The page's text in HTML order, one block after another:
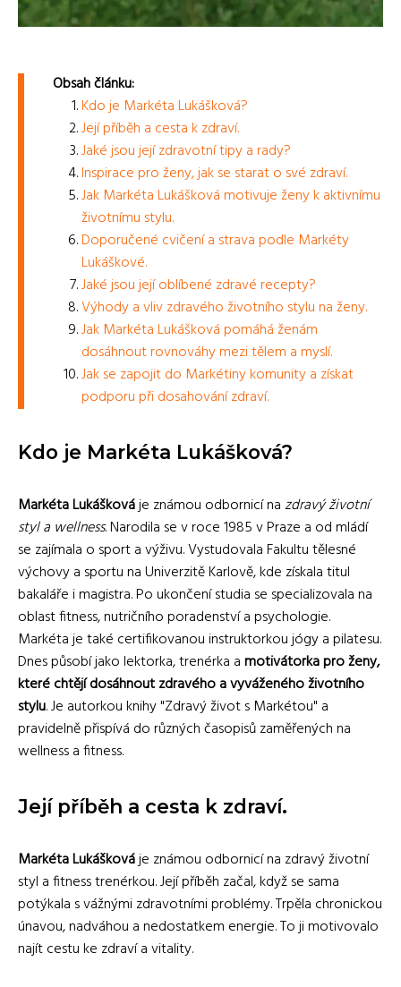
Obsah článku:
Kdo je Markéta Lukášková?
Její příběh a cesta k zdraví.
Jaké jsou její zdravotní tipy a rady?
Inspirace pro ženy, jak se starat o své zdraví.
Jak Markéta Lukášková motivuje ženy k aktivnímu
životnímu stylu.
Doporučené cvičení a strava podle Markéty
Lukáškové.
Jaké jsou její oblíbené zdravé recepty?
Výhody a vliv zdravého životního stylu na ženy.
Jak Markéta Lukášková pomáhá ženám
dosáhnout rovnováhy mezi tělem a myslí.
Jak se zapojit do Markétiny komunity a získat
podporu při dosahování zdraví.
Kdo je Markéta Lukášková?
Markéta Lukáškováje známou odbornicí nazdravý životní
styl a wellness. Narodila se v roce 1985 v Praze a od mládí
se zajímala o sport a výživu. Vystudovala Fakultu tělesné
výchovy a sportu na Univerzitě Karlově, kde získala titul
bakaláře i magistra. Po ukončení studia se specializovala na
oblast fitness, nutričního poradenství a psychologie.
Markéta je také certifikovanou instruktorkou jógy a pilatesu.
Dnes působí jako lektorka, trenérka amotivátorka pro ženy,
které chtějí dosáhnout zdravého a vyváženého životního
stylu. Je autorkou knihy "Zdravý život s Markétou" a
pravidelně přispívá do různých časopisů zaměřených na
wellness a fitness.
Její příběh a cesta k zdraví.
Markéta Lukáškováje známou odbornicí na zdravý životní
styl a fitness trenérkou. Její příběh začal, když se sama
potýkala s vážnými zdravotními problémy. Trpěla chronickou
únavou, nadváhou a nedostatkem energie. To ji motivovalo
najít cestu ke zdraví a vitality.